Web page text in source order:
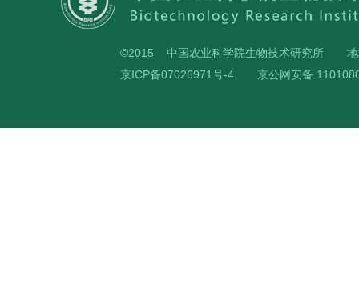
©2015 中国农业科学院生物技术研究所
京ICP备07026971号-4
京公网安备